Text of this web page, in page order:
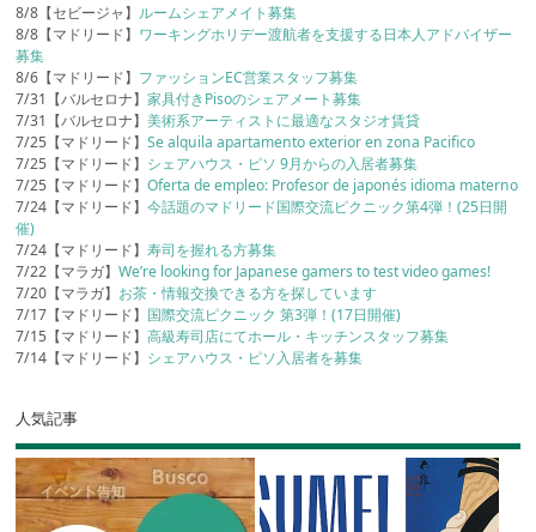
8/8【セビージャ】 ルームシェアメイト募集
8/8【マドリード】 ワーキングホリデー渡航者を支援する日本人アドバイザー
募集
8/6【マドリード】 ファッションEC営業スタッフ募集
7/31【バルセロナ】家具付きPisoのシェアメート募集
7/31【バルセロナ】美術系アーティストに最適なスタジオ賃貸
7/25【マドリード】Se alquila apartamento exterior en zona Pacifico
7/25【マドリード】 シェアハウス・ピソ 9月からの入居者募集
7/25【マドリード】Oferta de empleo: Profesor de japonés idioma materno
7/24【マドリード】今話題のマドリード国際交流ピクニック第4弾！(25日開
催)
7/24【マドリード】寿司を握れる方募集
7/22【マラガ】We’re looking for Japanese gamers to test video games!
7/20【マラガ】 お茶・情報交換できる方を探しています
7/17【マドリード】 国際交流ピクニック 第3弾！(17日開催)
7/15【マドリード】高級寿司店にてホール・キッチンスタッフ募集
7/14【マドリード】 シェアハウス・ピソ入居者を募集
人気記事